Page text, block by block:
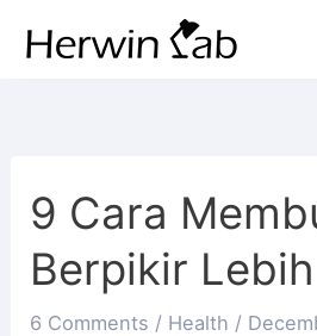
9 Cara
Berpikir
6 Comments / Health /